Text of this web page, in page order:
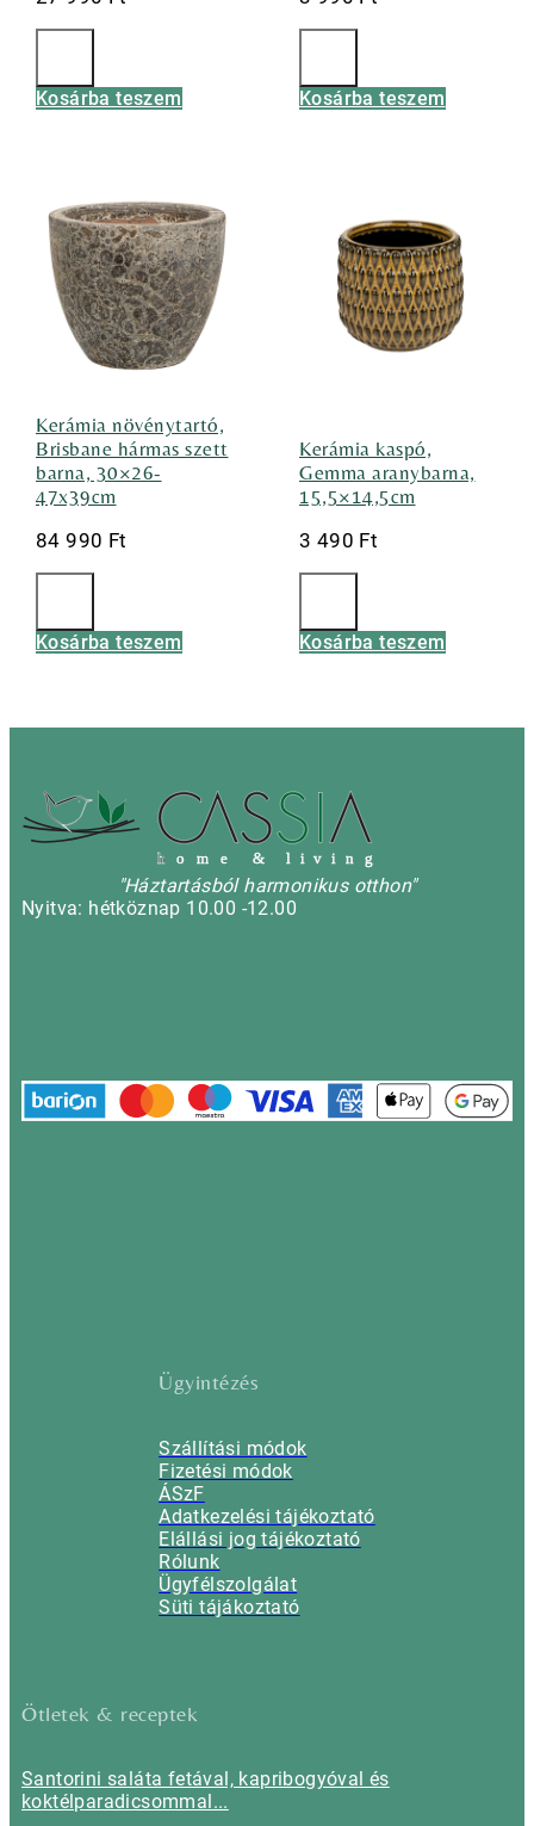
Kosárba teszem Kosárba teszem
Kerámia növénytartó,
Brisbane hármas szett
barna, 30×26-
47x39cm
84 990 Ft
Kosárba teszem
Kerámia kaspó,
Gemma aranybarna,
15,5×14,5cm
3 490 Ft
Kosárba teszem
h o m e & l i v i n g
"Háztartásból harmonikus otthon"
Nyitva: hétköznap 10.00 -12.00
Ügyintézés
Szállítási módok
Fizetési módok
ÁSzF
Adatkezelési tájékoztató
Elállási jog tájékoztató
Rólunk
Ügyfélszolgálat
Süti tájákoztató
Ötletek & receptek
Santorini saláta fetával, kapribogyóval és
koktélparadicsommal...